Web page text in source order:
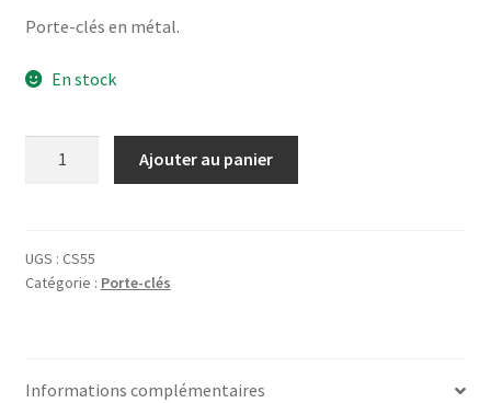
Porte-clés en métal.
En stock
Cuisine
Ajouter au panier
UGS : CS55
Catégorie : Porte-clés
Informations complémentaires